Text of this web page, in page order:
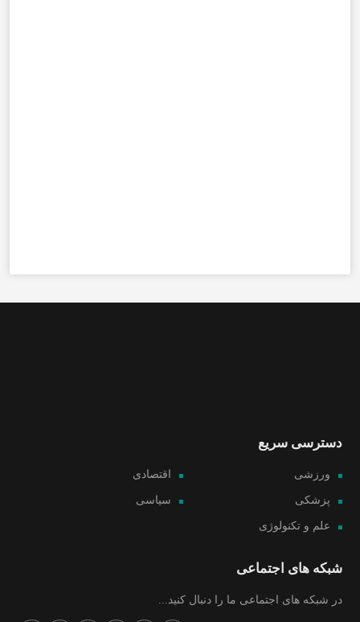
دسترسی سریع
ورزشی اقتصادی
پزشکی سیاسی
علم و تکنولوژی
شبکه های اجتماعی
در شبکه های اجتماعی ما را دنبال کنید...